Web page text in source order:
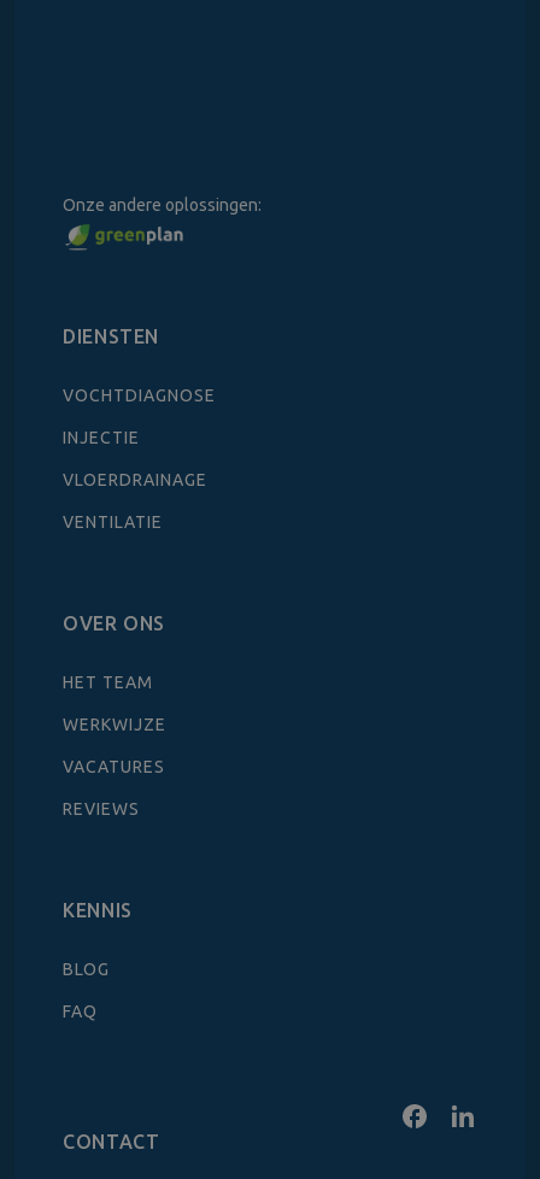
Onze andere oplossingen:
DIENSTEN
VOCHTDIAGNOSE
INJECTIE
VLOERDRAINAGE
VENTILATIE
OVER ONS
HET TEAM
WERKWIJZE
VACATURES
REVIEWS
KENNIS
BLOG
FAQ
CONTACT